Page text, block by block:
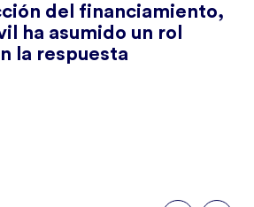
del financiamiento,
ha asumido un rol
la respuesta